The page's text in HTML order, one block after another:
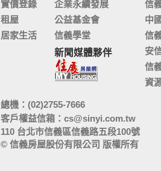
實價登錄
租屋
居家生活
企業永續發展
公益基金會
信義學堂
新聞媒體夥伴
信
中
信
安
信
資
總機：(02)2755-7666
客戶權益信箱： cs@sinyi.com.tw
110 台北市信義區信義路五段100號
© 信義房屋股份有限公司 版權所有